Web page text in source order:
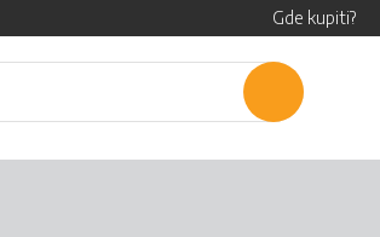
Gde kupiti?
Pretraži